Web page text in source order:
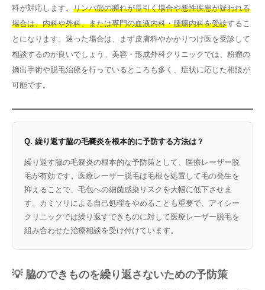
科が対応します。 リンパ節の腫れが長引く場合や悪性疾患が疑われる
場合は、内科や外科、または専門の血液内科・腫瘍内科を受診するこ
とになります。迷った場合は、まず皮膚科やかかりつけ医を受診して
相談するのが良いでしょう。美容・形成外科クリニックでは、粉瘤の
摘出手術や脱毛治療を行っているところも多く、症状に応じた相談が
可能です。
Q. 繰り返す脇の毛嚢炎を根本的に予防する方法は？
繰り返す脇の毛嚢炎の根本的な予防策として、医療レーザー脱
毛が有効です。医療レーザー脱毛は毛根を処置して毛の発生を
抑えることで、毛包への細菌感染リスクを大幅に低下させま
す。カミソリによる自己処理をやめることも重要で、アイシー
クリニックでは繰り返すできものに対して医療レーザー脱毛を
組み合わせた治療相談を受け付けています。
💡 脇のできものを繰り返さないための予防策